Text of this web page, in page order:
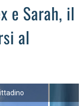
e Sarah, il
al